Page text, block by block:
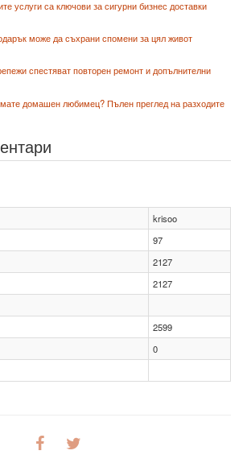
услуги са ключови за сигурни бизнес доставки
може да съхрани спомени за цял живот
спестяват повторен ремонт и допълнителни
домашен любимец? Пълен преглед на разходите
krisoo
97
2127
2127
2599
0